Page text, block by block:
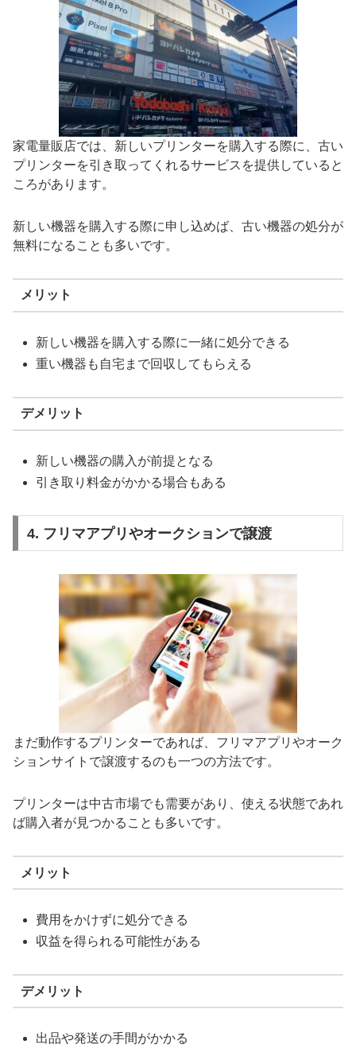
家電量販店では、新しいプリンターを購入する際に、古い
プリンターを引き取ってくれるサービスを提供していると
ころがあります。
新しい機器を購入する際に申し込めば、古い機器の処分が
無料になることも多いです。
メリット
新しい機器を購入する際に一緒に処分できる
重い機器も自宅まで回収してもらえる
デメリット
新しい機器の購入が前提となる
引き取り料金がかかる場合もある
4. フリマアプリやオークションで譲渡
まだ動作するプリンターであれば、フリマアプリやオーク
ションサイトで譲渡するのも一つの方法です。
プリンターは中古市場でも需要があり、使える状態であれ
ば購入者が見つかることも多いです。
メリット
費用をかけずに処分できる
収益を得られる可能性がある
デメリット
出品や発送の手間がかかる